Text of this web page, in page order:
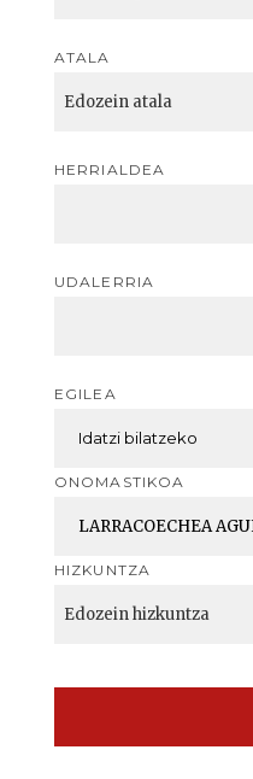
ATALA
HERRIALDEA
UDALERRIA
EGILEA
ONOMASTIKOA
HIZKUNTZA